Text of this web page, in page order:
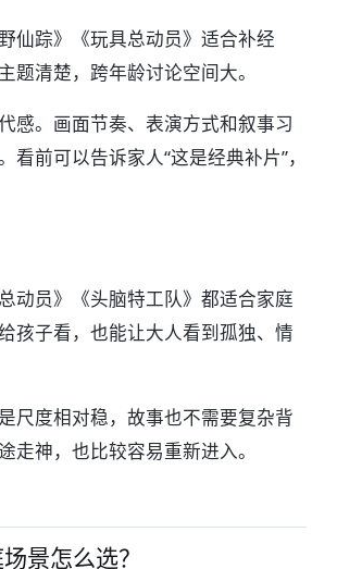
仙踪》《玩具总动员》适合补经
题清楚，跨年龄讨论空间大。
感。画面节奏、表演方式和叙事习
看前可以告诉家人“这是经典补片”，
动员》《头脑特工队》都适合家庭
孩子看，也能让大人看到孤独、情
尺度相对稳，故事也不需要复杂背
走神，也比较容易重新进入。
景怎么选？